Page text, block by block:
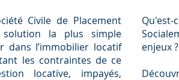
Civile de Placement
solution la plus simple
dans l’immobilier locatif
les contraintes de ce
locative, impayés,
Qu'est-
enjeux